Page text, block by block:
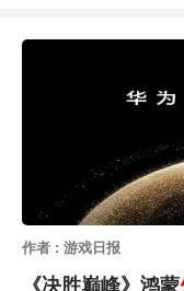
作者 : 游戏日报
《决胜巅峰》鸿蒙